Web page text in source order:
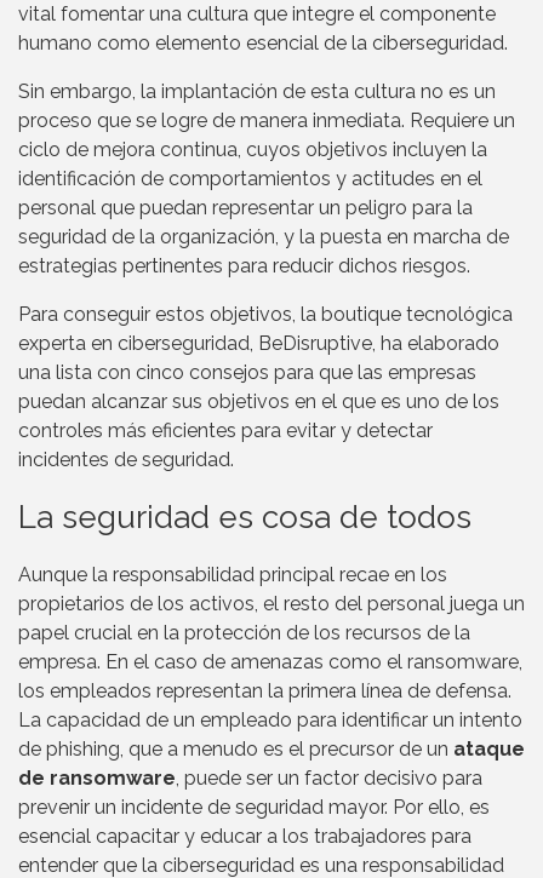
vital fomentar una cultura que integre el componente
humano como elemento esencial de la ciberseguridad.
Sin embargo, la implantación de esta cultura no es un
proceso que se logre de manera inmediata. Requiere un
ciclo de mejora continua, cuyos objetivos incluyen la
identificación de comportamientos y actitudes en el
personal que puedan representar un peligro para la
seguridad de la organización, y la puesta en marcha de
estrategias pertinentes para reducir dichos riesgos.
Para conseguir estos objetivos, la boutique tecnológica
experta en ciberseguridad, BeDisruptive, ha elaborado
una lista con cinco consejos para que las empresas
puedan alcanzar sus objetivos en el que es uno de los
controles más eficientes para evitar y detectar
incidentes de seguridad.
La seguridad es cosa de todos
Aunque la responsabilidad principal recae en los
propietarios de los activos, el resto del personal juega un
papel crucial en la protección de los recursos de la
empresa. En el caso de amenazas como el ransomware,
los empleados representan la primera línea de defensa.
La capacidad de un empleado para identificar un intento
de phishing, que a menudo es el precursor de un ataque
de ransomware , puede ser un factor decisivo para
prevenir un incidente de seguridad mayor. Por ello, es
esencial capacitar y educar a los trabajadores para
entender que la ciberseguridad es una responsabilidad